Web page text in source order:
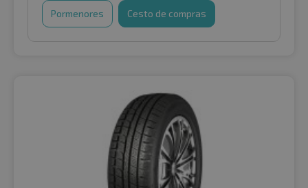
Pormenores Cesto de compras